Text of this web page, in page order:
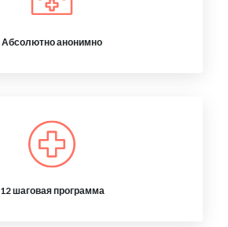
Абсолютно анонимно
12 шаговая программа